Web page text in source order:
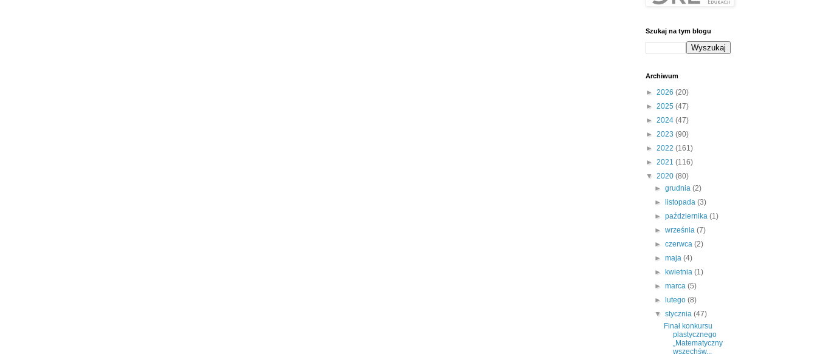
Szukaj na tym blogu
Archiwum
► 2026 (20)
► 2025 (47)
► 2024 (47)
► 2023 (90)
► 2022 (161)
► 2021 (116)
▼ 2020 (80)
►grudnia(2)
►
listopada(3)
►października(1)
►września(7)
►czerwca(2)
►maja(4)
►
kwietnia(1)
►marca(5)
►
lutego(8)
▼stycznia(47)
Finał konkursu
plastycznego
„Matematyczny
wszechśw...